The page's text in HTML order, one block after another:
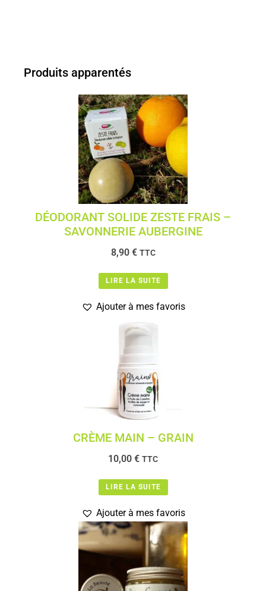
Produits apparentés
DÉODORANT SOLIDE ZESTE FRAIS –
SAVONNERIE AUBERGINE
8,90 € TTC
LIRE LA SUITE
Ajouter à mes favoris
CRÈME MAIN – GRAIN
10,00 € TTC
LIRE LA SUITE
Ajouter à mes favoris